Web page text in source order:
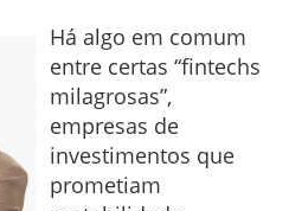
Há algo em comum
entre certas “fintechs
milagrosas”,
empresas de
investimentos que
prometiam